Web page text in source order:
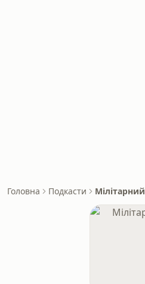
Головна Подкасти Мілітарний